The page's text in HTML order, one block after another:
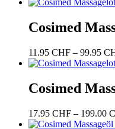
Cosimed
11.95 CHF – 99.95
Cosimed
17.95 CHF – 199.00